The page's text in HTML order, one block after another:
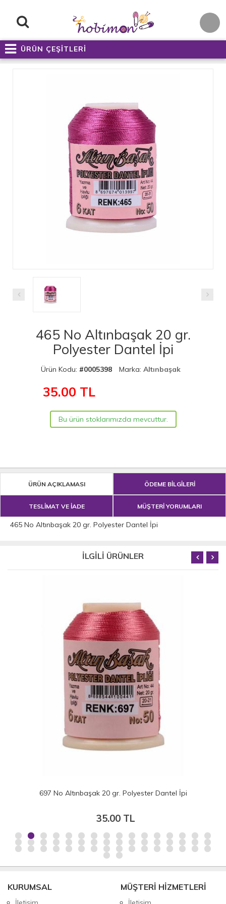
ÜRÜN ÇEŞİTLERİ
465 No Altınbaşak 20 gr.
Polyester Dantel İpi
Ürün Kodu: #0005398 Marka: Altınbaşak
35.00 TL
Bu ürün stoklarımızda mevcuttur.
ÜRÜN AÇIKLAMASI ÖDEME BİLGİLERİ
TESLİMAT VE İADE MÜŞTERİ YORUMLARI
465 No Altınbaşak 20 gr. Polyester Dantel İpi
İLGİLİ ÜRÜNLER
697 No Altınbaşak 20 gr. Polyester Dantel İpi
35.00 TL
KURUMSAL MÜŞTERİ HİZMETLERİ